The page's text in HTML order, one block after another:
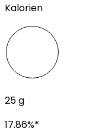
Kalorien
25g
17.86%*